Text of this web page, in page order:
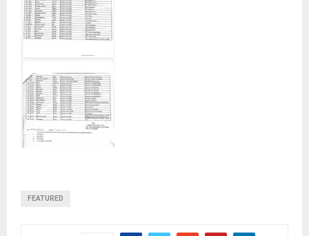
FEATURED